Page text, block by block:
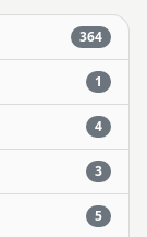
364
1
4
3
5